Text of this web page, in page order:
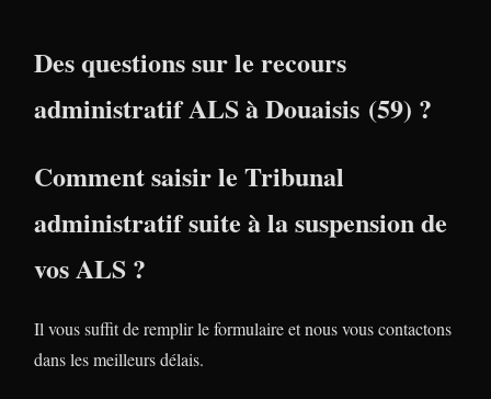
Des questions sur le recours
administratif ALS à Douaisis (59) ?
Comment saisir le Tribunal
administratif suite à la suspension de
vos ALS ?
Il vous suffit de remplir le formulaire et nous vous contactons
dans les meilleurs délais.